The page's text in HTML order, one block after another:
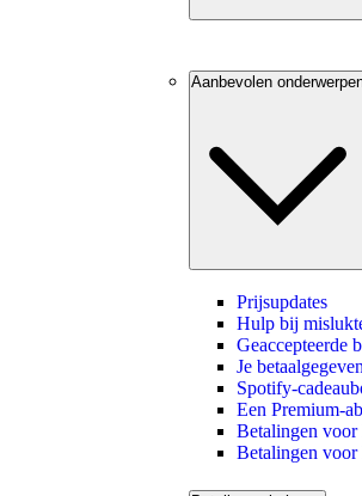
Aanbevolen
Prijsupdates
Hulp bij
Geaccepteerde
Je
Spotify-
Een Premium-
Betalingen voor
Betalingen voor